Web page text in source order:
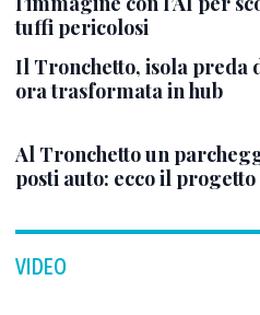
tuffi pericolosi
Il Tronchetto, isola preda
ora trasformata in hub
Al Tronchetto un
posti auto: ecco il progetto
VIDEO